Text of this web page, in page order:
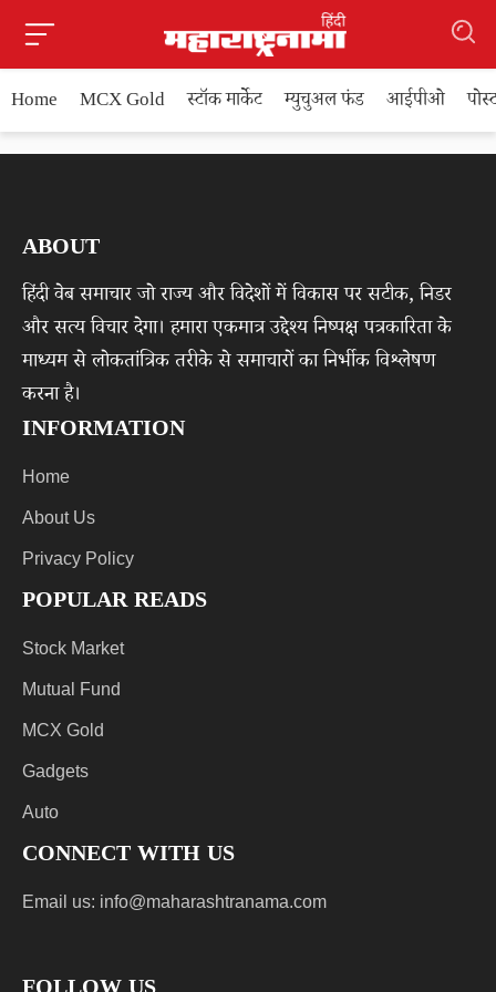
Home MCX Gold स्टॉक मार्केट म्युचुअल फंड आईपीओ
ABOUT
हिंदी वेब समाचार जो राज्य और विदेशों में विकास पर सटीक, निडर
और सत्य विचार देगा। हमारा एकमात्र उद्देश्य निष्पक्ष पत्रकारिता के
माध्यम से लोकतांत्रिक तरीके से समाचारों का निर्भीक विश्लेषण
करना है।
INFORMATION
Home
About Us
Privacy Policy
POPULAR READS
Stock Market
Mutual Fund
MCX Gold
Gadgets
Auto
CONNECT WITH US
Email us: info@maharashtranama.com